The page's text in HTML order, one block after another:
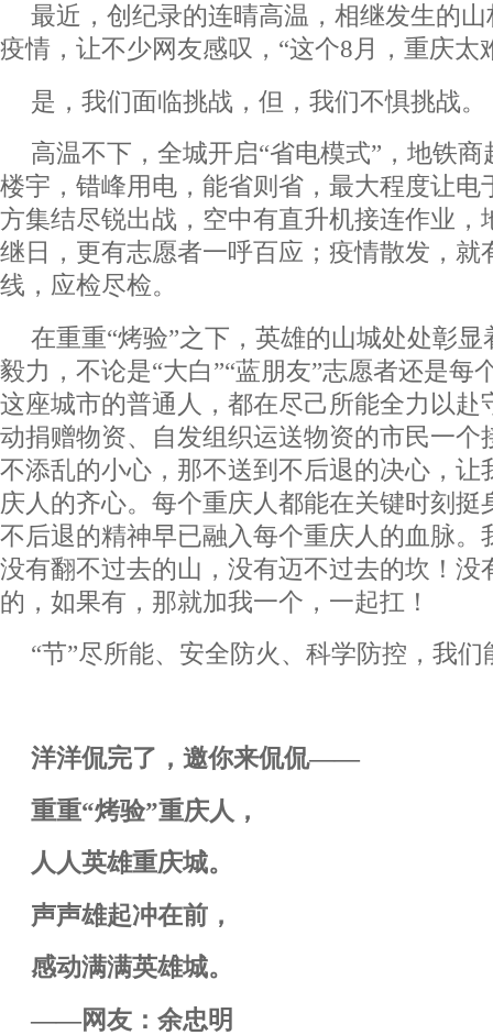
最近，创纪录的连晴高温，相继发生的
疫情，让不少网友感叹，“这个8月，重庆太
是，我们面临挑战，但，我们不惧挑战。
高温不下，全城开启“省电模式”，地铁
楼宇，错峰用电，能省则省，最大程度让电
方集结尽锐出战，空中有直升机接连作业，
继日，更有志愿者一呼百应；疫情散发，就
线，应检尽检。
在重重“烤验”之下，英雄的山城处处彰
毅力，不论是“大白”“蓝朋友”志愿者还是每
这座城市的普通人，都在尽己所能全力以赴
动捐赠物资、自发组织运送物资的市民一个
不添乱的小心，那不送到不后退的决心，让
庆人的齐心。每个重庆人都能在关键时刻挺
不后退的精神早已融入每个重庆人的血脉。
没有翻不过去的山，没有迈不过去的坎！没
的，如果有，那就加我一个，一起扛！
“节”尽所能、安全防火、科学防控，我们
洋洋侃完了，邀你来侃侃——
重重“烤验”重庆人，
人人英雄重庆城。
声声雄起冲在前，
感动满满英雄城。
——网友：余忠明